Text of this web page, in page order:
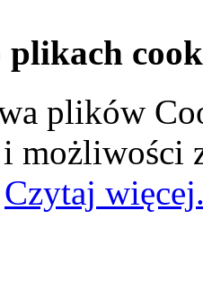
plików
możliwości
Czytaj